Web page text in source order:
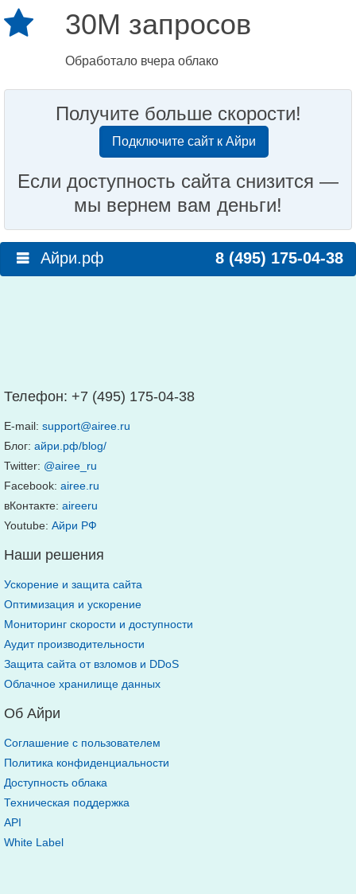
30M запросов
Обработало вчера облако
Получите больше скорости!
Подключите сайт к Айри
Если доступность сайта снизится —
мы вернем вам деньги!
Айри.рф 8 (495) 175-04-38
Телефон: +7 (495) 175-04-38
E-mail: support@airee.ru
Блог: айри.рф/blog/
Twitter: @airee_ru
Facebook: airee.ru
вКонтакте: aireeru
Youtube: Айри РФ
Наши решения
Ускорение и защита сайта
Оптимизация и ускорение
Мониторинг скорости и доступности
Аудит производительности
Защита сайта от взломов и DDoS
Облачное хранилище данных
Об Айри
Соглашение с пользователем
Политика конфиденциальности
Доступность облака
Техническая поддержка
API
White Label